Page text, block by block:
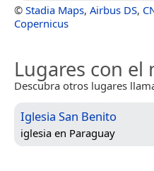
© Stadia Maps, Airbus DS,
Copernicus
Lugares con
Descubra otros lugares
Iglesia San Benito
iglesia en Paraguay